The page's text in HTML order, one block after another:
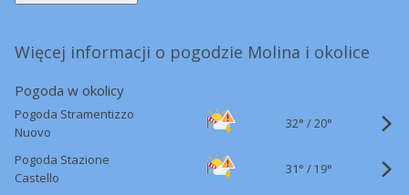
Więcej informacji o pogodzie Molina i okolice
Pogoda w okolicy
Pogoda Stramentizzo
Nuovo
32° /20°
Pogoda Stazione
Castello
31° / 19°